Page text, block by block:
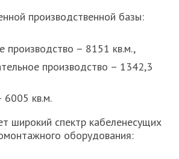
производственной базы:
производство – 8151 кв.м.,
производство – 1342,3
6005 кв.м.
широкий спектр кабеленесущих
оборудования: